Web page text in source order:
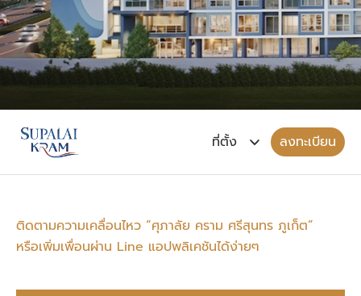
ลงทะเบียน
ติดตามความเคลื่อนไหว “ศุภาลัย คราม ศรีสุนทร ภูเก็ต”
หรือเพิ่มเพื่อนผ่าน Line แอปพลิเคชันได้ง่ายๆ